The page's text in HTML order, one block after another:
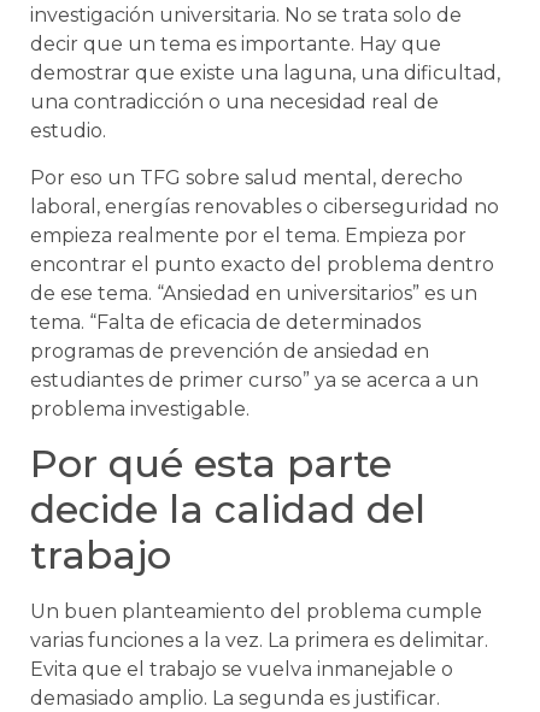
investigación universitaria. No se trata solo de
decir que un tema es importante. Hay que
demostrar que existe una laguna, una dificultad,
una contradicción o una necesidad real de
estudio.
Por eso un TFG sobre salud mental, derecho
laboral, energías renovables o ciberseguridad no
empieza realmente por el tema. Empieza por
encontrar el punto exacto del problema dentro
de ese tema. “Ansiedad en universitarios” es un
tema. “Falta de eficacia de determinados
programas de prevención de ansiedad en
estudiantes de primer curso” ya se acerca a un
problema investigable.
Por qué esta parte
decide la calidad del
trabajo
Un buen planteamiento del problema cumple
varias funciones a la vez. La primera es delimitar.
Evita que el trabajo se vuelva inmanejable o
demasiado amplio. La segunda es justificar.